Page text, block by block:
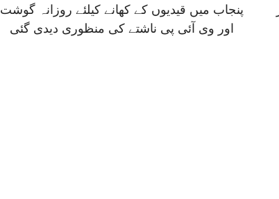
پنجاب میں قیدیوں کے کھانے کیلئے روزانہ گوشت
اور وی آئی پی ناشتے کی منظوری دیدی گئی